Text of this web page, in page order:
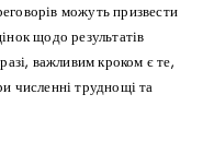
можуть призвести
щодо результатів
важливим кроком є те,
численні труднощі та